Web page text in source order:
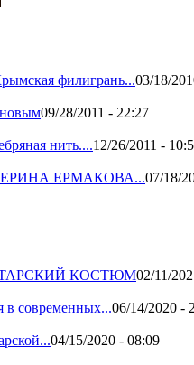
филигрань...03/18/
09/28/2011 - 22:27
нить....12/26/2011 -
ЕРМАКОВА...07/18/
КОСТЮМ02/11/
в современных...06/14/2020 -
04/15/2020 - 08:09